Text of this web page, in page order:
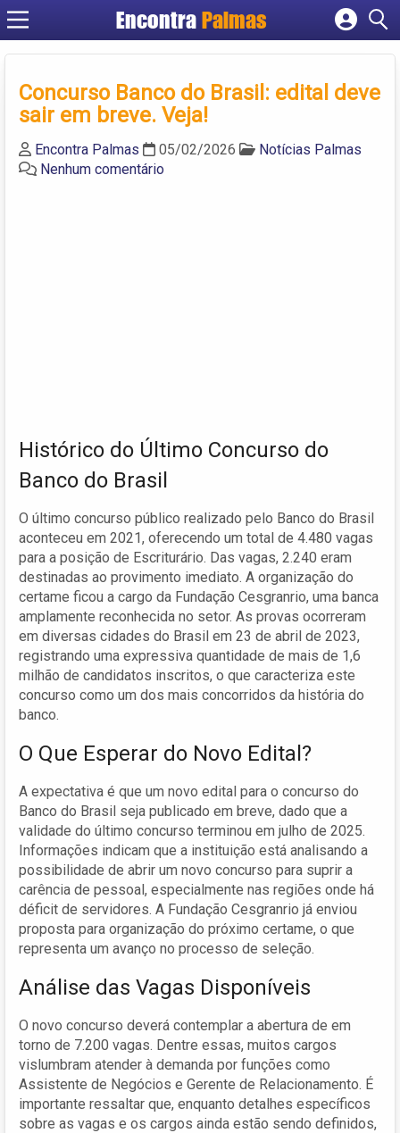
Encontra Palmas
Cadastrar empresa
Criar conta
Concurso Banco do Brasil: edital deve
sair em breve. Veja!
Encontra Palmas 05/02/2026
Notícias Palmas
Nenhum comentário
Histórico do Último Concurso do
Banco do Brasil
O último concurso público realizado pelo Banco do Brasil
aconteceu em 2021, oferecendo um total de 4.480 vagas
para a posição de Escriturário. Das vagas, 2.240 eram
destinadas ao provimento imediato. A organização do
certame ficou a cargo da Fundação Cesgranrio, uma banca
amplamente reconhecida no setor. As provas ocorreram
em diversas cidades do Brasil em 23 de abril de 2023,
registrando uma expressiva quantidade de mais de 1,6
milhão de candidatos inscritos, o que caracteriza este
concurso como um dos mais concorridos da história do
banco.
O Que Esperar do Novo Edital?
A expectativa é que um novo edital para o concurso do
Banco do Brasil seja publicado em breve, dado que a
validade do último concurso terminou em julho de 2025.
Informações indicam que a instituição está analisando a
possibilidade de abrir um novo concurso para suprir a
carência de pessoal, especialmente nas regiões onde há
déficit de servidores. A Fundação Cesgranrio já enviou
proposta para organização do próximo certame, o que
representa um avanço no processo de seleção.
Análise das Vagas Disponíveis
O novo concurso deverá contemplar a abertura de em
torno de 7.200 vagas. Dentre essas, muitos cargos
vislumbram atender à demanda por funções como
Assistente de Negócios e Gerente de Relacionamento. É
importante ressaltar que, enquanto detalhes específicos
sobre as vagas e os cargos ainda estão sendo definidos,